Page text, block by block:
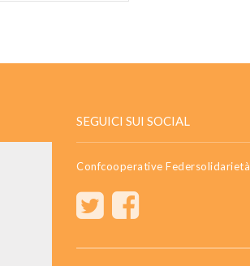
SEGUICI SUI SOCIAL
Confcooperative Federsolidarietà